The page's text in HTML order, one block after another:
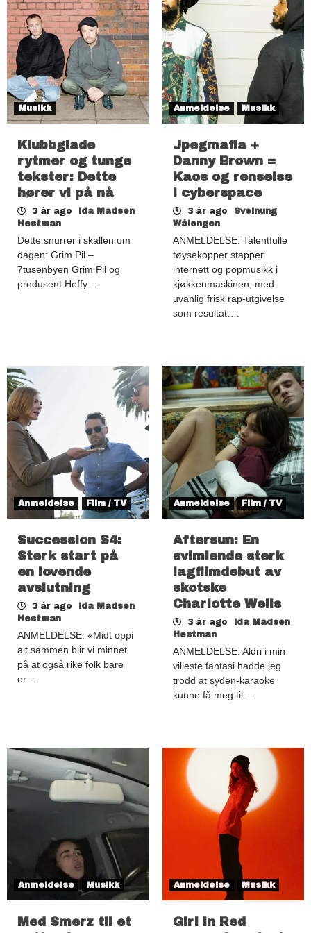
Musikk
Klubbglade
rytmer og tunge
tekster: Dette
hører vi på nå
3 år ago
Ida Madsen
Hestman
Dette snurrer i skallen om
dagen: Grim Pil –
7tusenbyen Grim Pil og
produsent Heffy…
Anmeldelse Musikk
Jpegmafia +
Danny Brown =
Kaos og renselse
i cyberspace
3 år ago
Sveinung
Wålengen
ANMELDELSE: Talentfulle
tøysekopper stapper
internett og popmusikk i
kjøkkenmaskinen, med
uvanlig frisk rap-utgivelse
som resultat….
Anmeldelse Film / TV
Succession S4:
Sterk start på
en lovende
avslutning
3 år ago
Ida Madsen
Hestman
ANMELDELSE: «Midt oppi
alt sammen blir vi minnet
på at også rike folk bare
er…
Anmeldelse Film / TV
Aftersun: En
svimlende sterk
lagfilmdebut av
skotske
Charlotte Wells
3 år ago
Ida Madsen
Hestman
ANMELDELSE: Aldri i min
villeste fantasi hadde jeg
trodd at syden-karaoke
kunne få meg til…
Anmeldelse Musikk
Med Smerz til et
Anmeldelse Musikk
Girl in Red